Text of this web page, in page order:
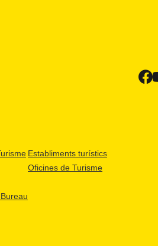
Establiments turístics
Oficines de Turisme